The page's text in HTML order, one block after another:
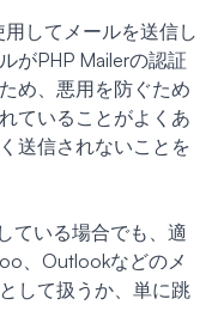
してメールを送信し
がPHP Mailerの認証
め、悪用を防ぐため
ていることがよくあ
送信されないことを
ている場合でも、適
、Outlookなどのメ
して扱うか、単に跳